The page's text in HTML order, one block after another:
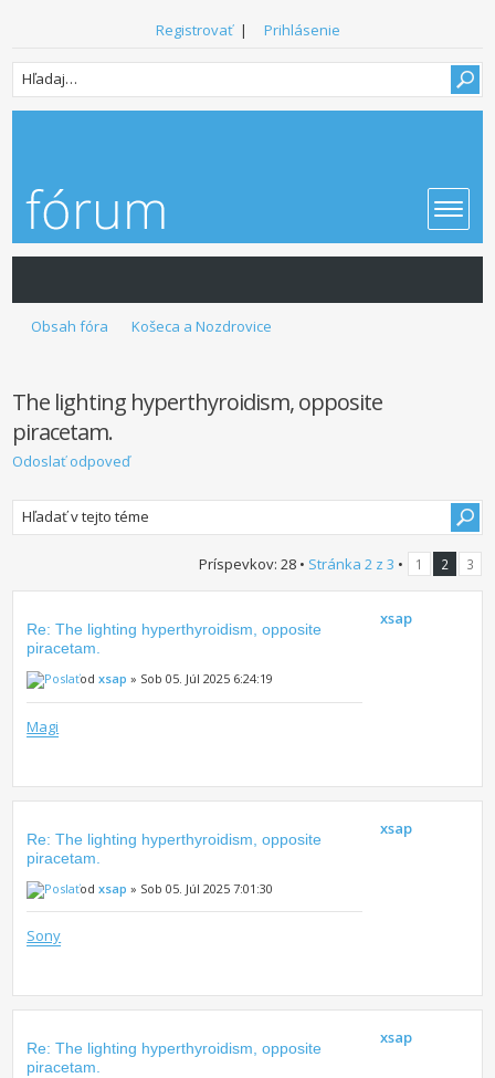
Registrovať| Prihlásenie
Obsah fóra Košeca a Nozdrovice
The lighting hyperthyroidism, opposite
piracetam.
Odoslať odpoveď
Príspevkov: 28 • Stránka 2z 3 • 1 2 3
Re: The lighting hyperthyroidism, opposite
piracetam.
odxsap » Sob 05. Júl 2025 6:24:19
Magi
xsap
Re: The lighting hyperthyroidism, opposite
piracetam.
odxsap » Sob 05. Júl 2025 7:01:30
Sony
xsap
Re: The lighting hyperthyroidism, opposite
piracetam.
xsap